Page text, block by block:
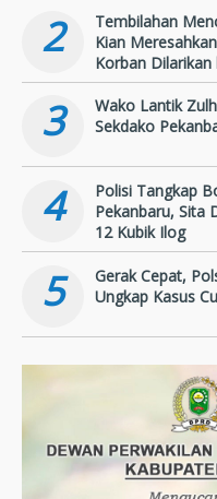
2
Tembilahan
Kian
Korban Dilarikan
3
Wako Lantik
Sekdako
4
Polisi Tangkap
Pekanbaru, Sita
12 Kubik Ilog
5
Gerak Cepat,
Ungkap Kasus